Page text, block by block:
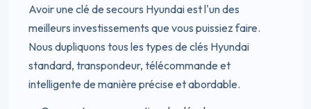
Avoir une clé de secours Hyundai est l'un des
meilleurs investissements que vous puissiez faire.
Nous dupliquons tous les types de clés Hyundai
standard, transpondeur, télécommande et
intelligente de manière précise et abordable.